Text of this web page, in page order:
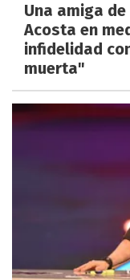
Una amiga
Acosta en
infidelidad
muerta"